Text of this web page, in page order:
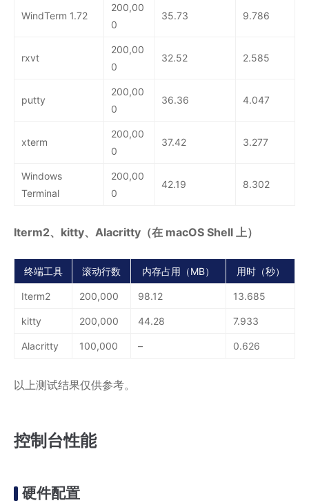
WindTerm 1.72
200,00
0
35.73 9.786
rxvt
200,00
0
32.52 2.585
putty
200,00
0
36.36 4.047
xterm
200,00
0
37.42 3.277
Windows
Terminal
200,00
0
42.19 8.302
Iterm2、kitty、Alacritty（在 macOS Shell 上）
终端工具 滚动行数 内存占用（MB） 用时（秒）
Iterm2 200,000 98.12 13.685
kitty 200,000 44.28 7.933
Alacritty 100,000 – 0.626
以上测试结果仅供参考。
控制台性能
硬件配置